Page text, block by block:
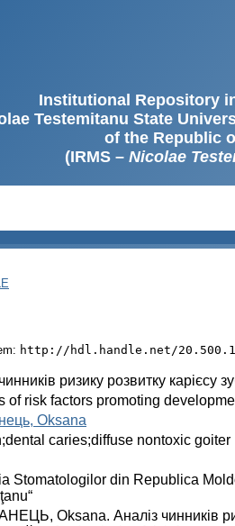
Institutional Repository
Testemitanu State
of the Republic
(IRMS – Nicolae
http://hdl.handle.net/
ризику розвитку карієсу
of risk factors promoting
Oksana
caries;diffuse nontoxic goiter
Stomatologilor din Republica
Oksana. Аналіз чинників